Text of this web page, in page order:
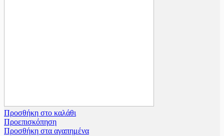
Προσθήκη στο καλάθι
Προεπισκόπηση
Προσθήκη στα αγαπημένα